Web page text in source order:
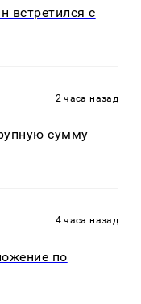
встретился с
2 часа назад
сумму
4 часа назад
по